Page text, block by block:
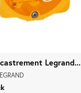
Legrand...